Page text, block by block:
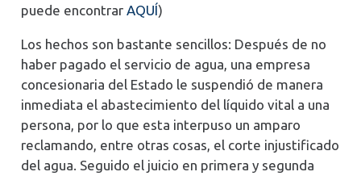
puede encontrar AQUÍ)
Los hechos son bastante sencillos: Después de no
haber pagado el servicio de agua, una empresa
concesionaria del Estado le suspendió de manera
inmediata el abastecimiento del líquido vital a una
persona, por lo que esta interpuso un amparo
reclamando, entre otras cosas, el corte injustificado
del agua. Seguido el juicio en primera y segunda